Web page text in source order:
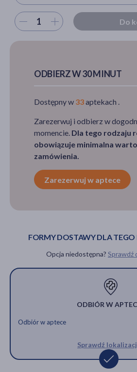
Wybierz ilość Do
ODBIERZ W 30 MINUT
Dostępny w 33aptekach .
Zarezerwuj i odbierz w
momencie. Dla tego rodzaju
obowiązuje minimalna
zamówienia.
Zarezerwuj w aptece
FORMY DOSTAWY DLA
Opcja niedostępna? Sprawdź
ODBIÓR W
Odbiór w aptece
Sprawdź